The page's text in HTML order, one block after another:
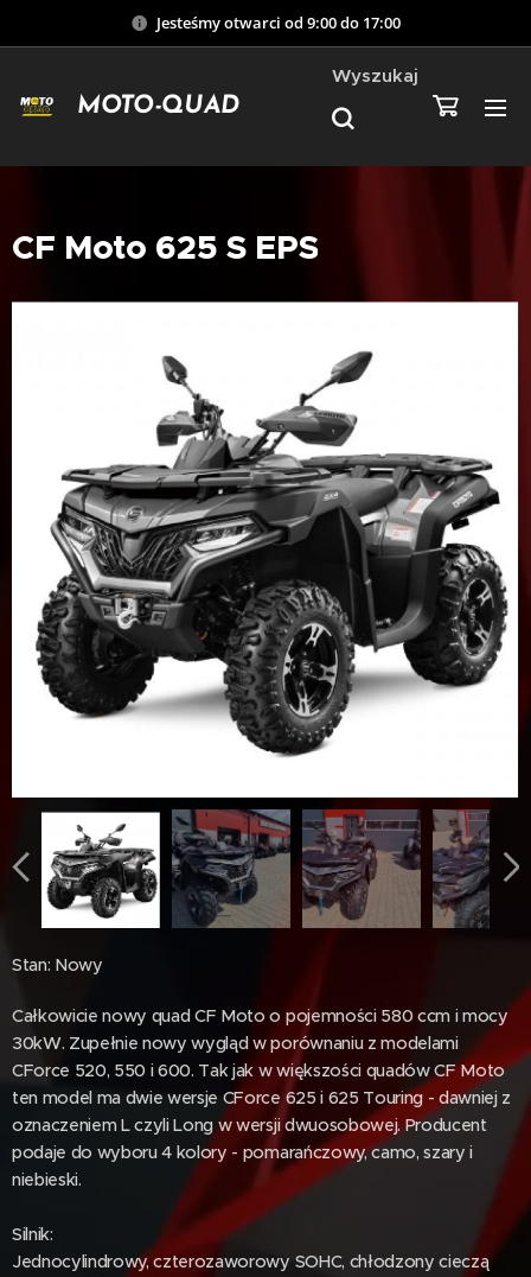
Jesteśmy otwarci od 9:00 do 17:00
MOTO-QUAD
Wyszukaj
CF Moto 625 S EPS
Stan: Nowy
Całkowicie nowy quad CF Moto o pojemności 580 ccm i mocy
30kW. Zupełnie nowy wygląd w porównaniu z modelami
CForce 520, 550 i 600. Tak jak w większości quadów CF Moto
ten model ma dwie wersje CForce 625 i 625 Touring - dawniej z
oznaczeniem L czyli Long w wersji dwuosobowej. Producent
podaje do wyboru 4 kolory - pomarańczowy, camo, szary i
niebieski.
Silnik:
Jednocylindrowy, czterozaworowy SOHC, chłodzony cieczą